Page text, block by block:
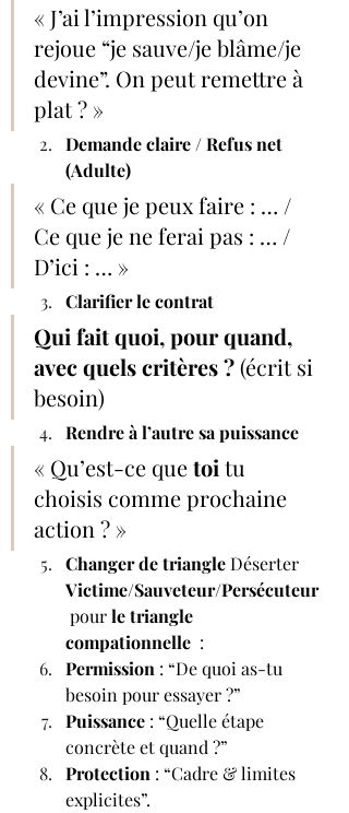
« J’ai l’impression qu’on
rejoue “je sauve/je blâme/je
devine”. On peut remettre à
plat ? »
Demande claire / Refus net
(Adulte)
« Ce que je peux faire : … /
Ce que je ne ferai pas : … /
D’ici : … »
Clarifier le contrat
Qui fait quoi, pour quand,
avec quels critères ? (écrit si
besoin)
Rendre à l’autre sa puissance
« Qu’est-ce que toi tu
choisis comme prochaine
action ? »
Changer de triangle Déserter
Victime/Sauveteur/Persécuteur
pour le triangle
compationnelle :
Permission : “De quoi as-tu
besoin pour essayer ?”
Puissance : “Quelle étape
concrète et quand ?”
Protection : “Cadre & limites
explicites”.